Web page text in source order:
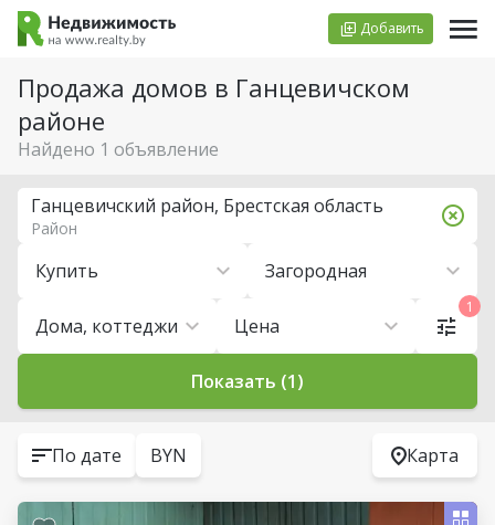
Добавить
Продажа домов в Ганцевичском
районе
Найдено 1 объявление
Купить Загородная
Дома, коттеджи Цена
Ганцевичский район, Брестская область
Район
1
Показать (1)
По дате BYN Карта